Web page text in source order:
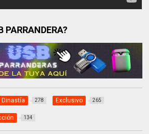
PARRANDERA?
Dinastía 278 Exclusivo 265
134